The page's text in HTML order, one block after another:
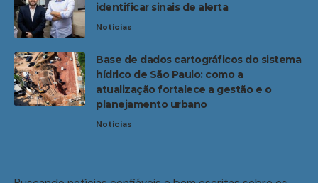
identificar sinais de alerta
Noticias
Base de dados cartográficos do sistema
hídrico de São Paulo: como a
atualização fortalece a gestão e o
planejamento urbano
Noticias